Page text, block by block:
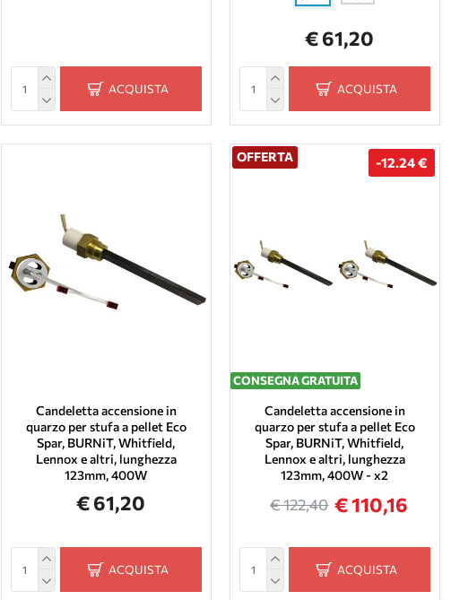
ACQUISTA
€ 61,20
ACQUISTA
Candeletta accensione in
quarzo per stufa a pellet Eco
Spar, BURNiT, Whitfield,
Lennox e altri, lunghezza
123mm, 400W
€ 61,20
ACQUISTA
OFFERTA
CONSEGNA GRATUITA
-12.24 €
Candeletta accensione in
quarzo per stufa a pellet Eco
Spar, BURNiT, Whitfield,
Lennox e altri, lunghezza
123mm, 400W - x2
€ 110,16
€ 122,40
ACQUISTA